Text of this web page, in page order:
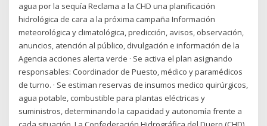
agua por la sequía Reclama a la CHD una planificación
hidrológica de cara a la próxima campaña Información
meteorológica y climatológica, predicción, avisos, observación,
anuncios, atención al público, divulgación e información de la
Agencia acciones alerta verde · Se activa el plan asignando
responsables: Coordinador de Puesto, médico y paramédicos
de turno. · Se estiman reservas de insumos medico quirúrgicos,
agua potable, combustible para plantas eléctricas y
suministros, determinando la capacidad y autonomía frente a